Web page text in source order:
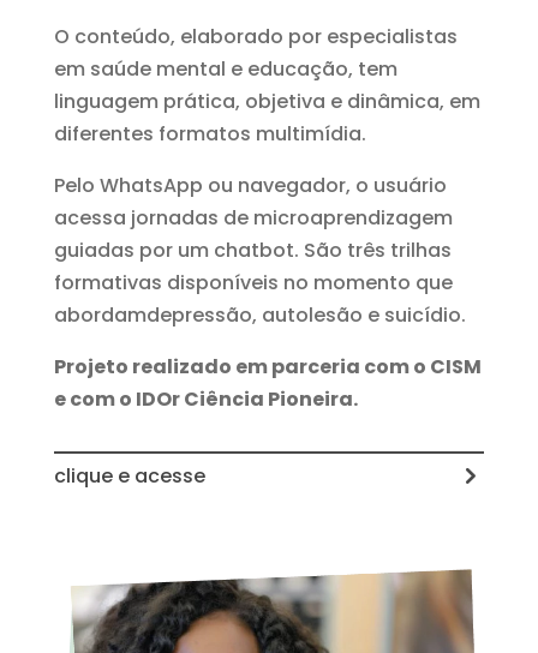
O conteúdo, elaborado por especialistas
em saúde mental e educação, tem
linguagem prática, objetiva e dinâmica, em
diferentes formatos multimídia.
Pelo WhatsApp ou navegador, o usuário
acessa jornadas de microaprendizagem
guiadas por um chatbot. São três trilhas
formativas disponíveis no momento que
abordamdepressão, autolesão e suicídio.
Projeto realizado em parceria com o CISM
e com o IDOr Ciência Pioneira.
clique e acesse